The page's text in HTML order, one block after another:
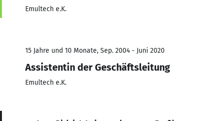
Emultech e.K.
15 Jahre und 10 Monate, Sep. 2004 - Juni 2020
Assistentin der Geschäftsleitung
Emultech e.K.